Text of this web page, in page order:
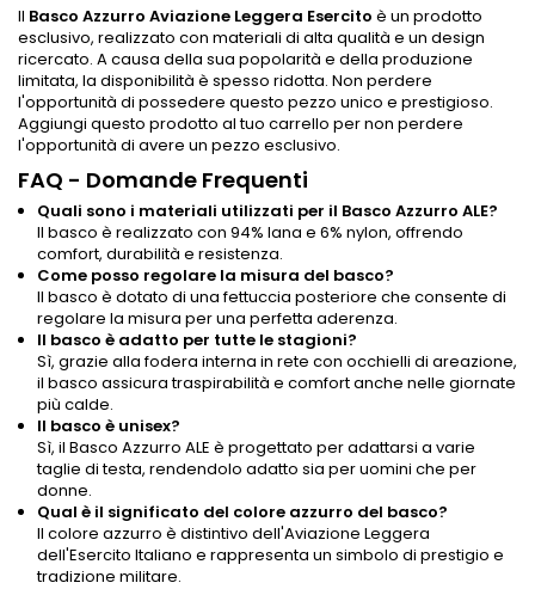
Il Basco Azzurro Aviazione Leggera Esercito è un prodotto
esclusivo, realizzato con materiali di alta qualità e un design
ricercato. A causa della sua popolarità e della produzione
limitata, la disponibilità è spesso ridotta. Non perdere
l'opportunità di possedere questo pezzo unico e prestigioso.
Aggiungi questo prodotto al tuo carrello per non perdere
l'opportunità di avere un pezzo esclusivo.
FAQ - Domande Frequenti
Quali sono i materiali utilizzati per il Basco Azzurro ALE?
Il basco è realizzato con 94% lana e 6% nylon, offrendo
comfort, durabilità e resistenza.
Come posso regolare la misura del basco?
Il basco è dotato di una fettuccia posteriore che consente di
regolare la misura per una perfetta aderenza.
Il basco è adatto per tutte le stagioni?
Sì, grazie alla fodera interna in rete con occhielli di areazione,
il basco assicura traspirabilità e comfort anche nelle giornate
più calde.
Il basco è unisex?
Sì, il Basco Azzurro ALE è progettato per adattarsi a varie
taglie di testa, rendendolo adatto sia per uomini che per
donne.
Qual è il significato del colore azzurro del basco?
Il colore azzurro è distintivo dell'Aviazione Leggera
dell'Esercito Italiano e rappresenta un simbolo di prestigio e
tradizione militare.